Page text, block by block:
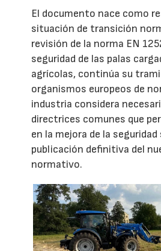
El documento nace como
situación de transición
revisión de la norma EN
seguridad de las palas
agrícolas, continúa su
organismos europeos de
industria considera
directrices comunes que
en la mejora de la seguridad
publicación definitiva del
normativo.